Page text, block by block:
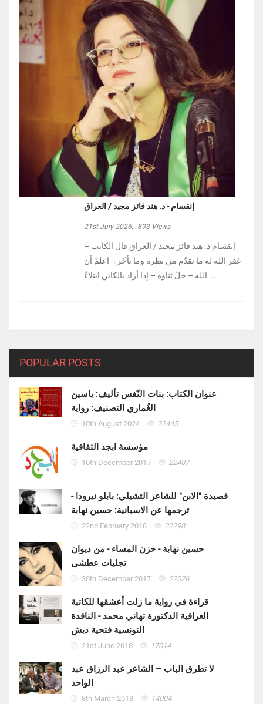
إنقسام - د. هند فائز مجيد / العراق
21st July 2026, 893Views
إنقسام د. هند فائز مجيد / العراق ‏قال الكاتب –
غفر الله له ما تقدّم من نظره وما تأخّر :- ‏اعلمْ أن
الله – جلّ ثناؤه – إذا أراد بالكائن ابتلاءً ...
POPULAR POSTS
عنوان الكتاب: بنات النّفس تأليف: ياسين
الغُماري التصنيف: رواية
10th August 2024 22445
مؤسسة ابجد الثقافية
16th December 2017 22407
قصيدة "الابن" للشاعر التشيلي: بابلو نيرودا -
ترجمها عن الاسبانية: حسين نهابة
22nd February 2018 22298
حسين نهابة - حزن المساء - من ديوان
تجليات عطشى
30th December 2017 22026
قراءة في رواية ما زلت أعشقها للكاتبة
العراقية الدكتورة تهاني محمد - الناقدة
التونسية فتحية دبش
21st June 2018 17014
لا تطرق الباب – الشاعر عبد الرزاق عبد
الواحد
8th March 2018 14004